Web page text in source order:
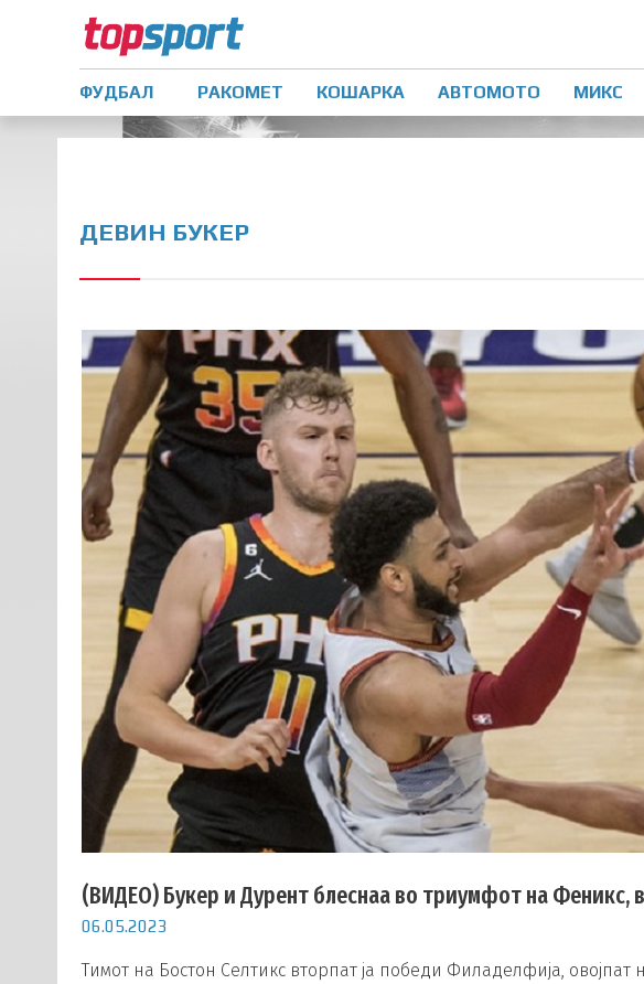
ФУДБАЛ РАКОМЕТ КОШАРКА АВТОМОТО МИКС
ДЕВИН БУКЕР
(ВИДЕО) Букер и Дурент блеснаа во триумфот на Феникс,
06.05.2023
Тимот на Бостон Селтикс вторпат ја победи Филаделфија, овојпат